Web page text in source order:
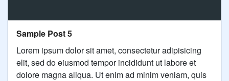
Sample Post 5
Lorem ipsum dolor sit amet, consectetur adipisicing
elit, sed do eiusmod tempor incididunt ut labore et
dolore magna aliqua. Ut enim ad minim veniam, quis